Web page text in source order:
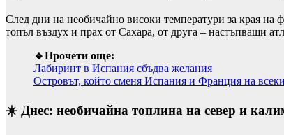
След дни на необичайно високи температури за края на
топъл въздух и прах от Сахара, от друга – настъпващи
🔹Прочети още:
Лабиринт в Испания сбъдва желания
Островът, който сменя Испания и Франция на
☀️ Днес: необичайна топлина на север и